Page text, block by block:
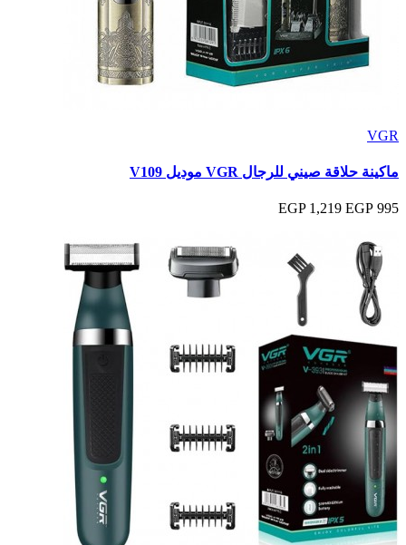
VGR
ماكينة حلاقة صيني للرجال VGR موديل V109
995 EGP
1,219 EGP